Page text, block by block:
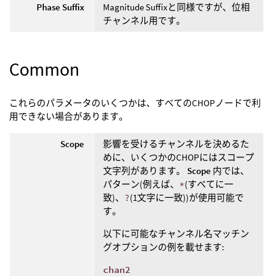
Phase Suffix
Magnitude Suffixと同様ですが、位相
チャンネル用です。
Common
これらのパラメータのいくつかは、すべてのCHOPノードで利
用できない場合があります。
Scope
影響を受けるチャンネルを決めるた
めに、いくつかのCHOPにはスコープ
文字列があります。 Scope 内では、
パターン(例えば、 *(すべてに一
致)、
?(1文字に一致))が使用可能で
す。
以下に可能なチャンネル名マッチン
グオプションの例を載せます:
chan2